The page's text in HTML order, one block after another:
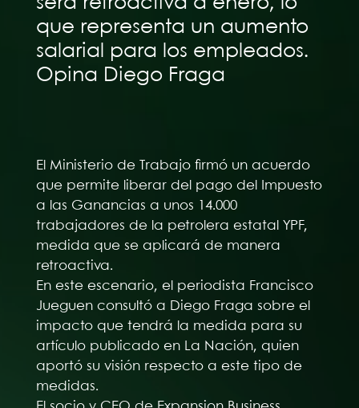
que representa un aumento
salarial para los empleados.
Opina Diego Fraga
El Ministerio de Trabajo firmó un acuerdo
que permite liberar del pago del Impuesto
a las Ganancias a unos 14.000
trabajadores de la petrolera estatal YPF,
medida que se aplicará de manera
retroactiva.
En este escenario, el periodista Francisco
Jueguen consultó a Diego Fraga sobre el
impacto que tendrá la medida para su
artículo publicado en La Nación, quien
aportó su visión respecto a este tipo de
medidas.